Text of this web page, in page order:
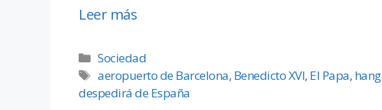
Leer más
Sociedad
aeropuerto de Barcelona, Benedicto XVI, El Papa,
despedirá de España